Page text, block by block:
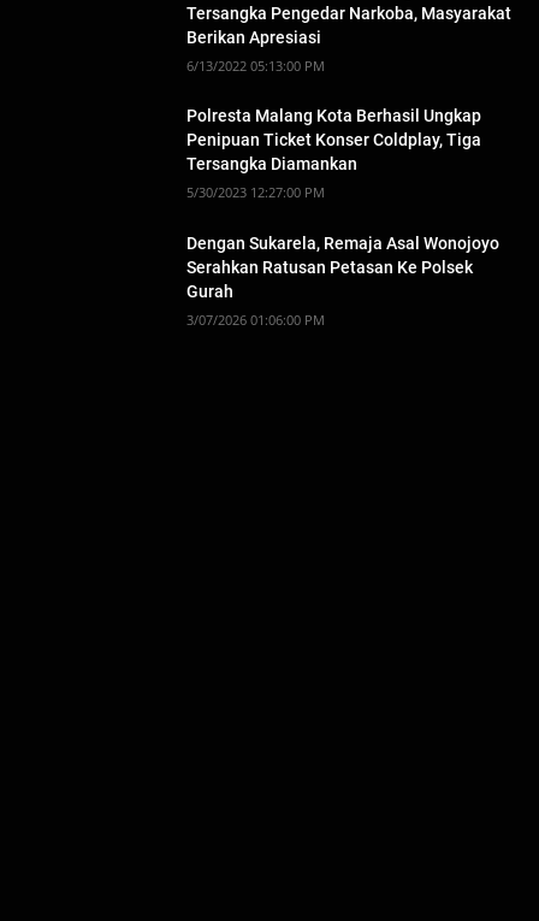
Tersangka Pengedar Narkoba, Masyarakat
Berikan Apresiasi
6/13/2022 05:13:00 PM
Polresta Malang Kota Berhasil Ungkap
Penipuan Ticket Konser Coldplay, Tiga
Tersangka Diamankan
5/30/2023 12:27:00 PM
Dengan Sukarela, Remaja Asal Wonojoyo
Serahkan Ratusan Petasan Ke Polsek
Gurah
3/07/2026 01:06:00 PM